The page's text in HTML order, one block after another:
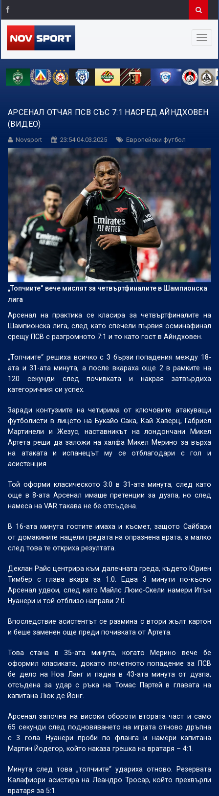
АРСЕНАЛ ОТЧАЯ ПСВ СЪС 7:1 НАСРЕД АЙНДХОВЕН
(ВИДЕО)
Novsport 23:54 04.03.2025 Европейски футбол
„Топчиите“ вече мислят за четвъртфиналите в Шампионска
лига
Арсенал на практика се класира за четвъртфиналите на
Шампионска лига, след като спечели първия осминафинал
срещу ПСВ с разгромното 7:1 и то като гост в Айндховен.
„Топчиите“ решиха всичко с 3 бързи попадения между 18-
ата и 31-ата минута, а после вкараха още 2 в рамките на
120 секунди след почивката и накрая затвърдиха
категоричния си успех.
Заради контузиите на четирима от ключовите атакуващи
футболисти в лицето на Букайо Сака, Кай Хаверц, Габриел
Мартинели и Жезус, наставникът на лондончани Микел
Артета реши да заложи на халфа Микел Мерино за върха
на атаката и испанецът му се отблагодари с гол и
асистенция.
Той оформи класическото 3:0 в 31-ата минута, след като
още в 8-ата Арсенал имаше претенции за дузпа, но след
намеса наVARтакава не бе отсъдена.
В 16-ата минута гостите имаха и късмет, защото Сайбари
от домакините нацели гредата на опразнена врата, а малко
след това те откриха резултата.
Деклан Райс центрира към далечната греда, където Юриен
Тимбер с глава вкара за 1:0. Едва 3 минути по-късно
Арсенал удвои, след като Майлс Люис-Скели намери Итън
Нуанери и той отблизо направи 2:0.
Впоследствие асистентът се размина с втори жълт картон
и беше заменен още преди почивката от Артета.
Това стана в 35-ата минута, когато Мерино вече бе
оформил класиката, докато почетното попадение за ПСВ
бе дело на Ноа Ланг и падна в 43-ата минута от дузпа,
отсъдена за удар с ръка на Томас Партей в главата на
капитана Люк де Йонг.
Арсенал започна на високи обороти втората част и само
65 секунди след подновяването на играта отново дръпна
с 3 гола. Нуанери проби по фланга и намери капитана
Мартин Йодегор, който наказа грешка на вратаря – 4:1.
Минута след това „топчиите“ удариха отново. Резервата
Калафиори асистира на Леандро Тросар, който прехвърли
вратаря за 5:1.